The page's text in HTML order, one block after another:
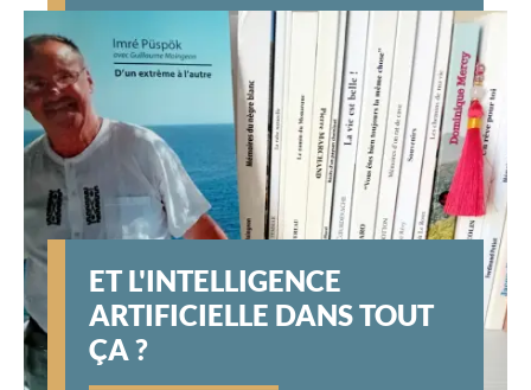
ET L'INTELLIGENCE
ARTIFICIELLE DANS TOUT
ÇA ?